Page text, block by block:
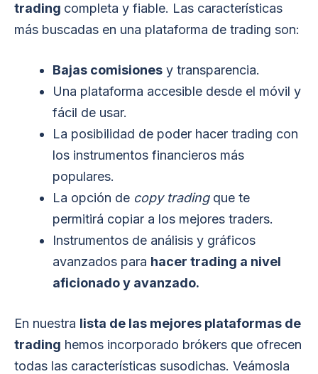
trading completa y fiable. Las características
más buscadas en una plataforma de trading son:
Bajas comisiones y transparencia.
Una plataforma accesible desde el móvil y
fácil de usar.
La posibilidad de poder hacer trading con
los instrumentos financieros más
populares.
La opción de copy tradingque te
permitirá copiar a los mejores traders.
Instrumentos de análisis y gráficos
avanzados para hacer trading a nivel
aficionado y avanzado.
En nuestra lista de las mejores plataformas de
trading hemos incorporado brókers que ofrecen
todas las características susodichas. Veámosla